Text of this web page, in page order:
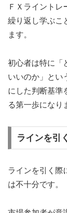
ＦＸライントレ
繰り返し学ぶこ
ます。
初心者は特に「
いいのか」とい
にした判断基準
る第一歩になり
ラインを引
ラインを引く際
は不十分です。